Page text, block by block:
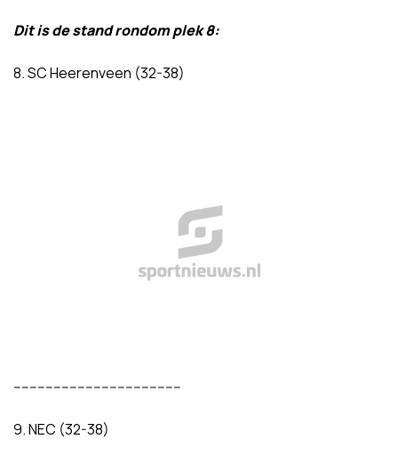
Dit is de stand rondom plek 8:
8. SC Heerenveen (32-38)
------------------------------------------
9. NEC (32-38)